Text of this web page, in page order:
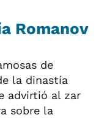
Romanov
de
la dinastía
advirtió al zar
sobre la